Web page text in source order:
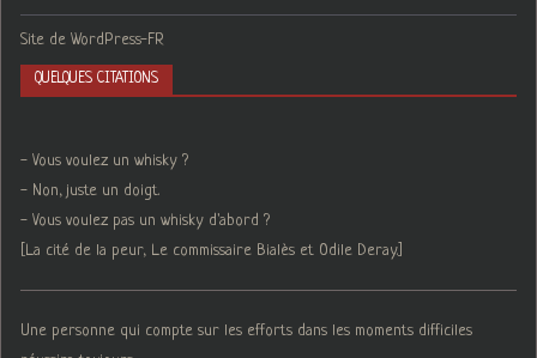
Site de WordPress-FR
QUELQUES CITATIONS
- Vous voulez un whisky ?
- Non, juste un doigt.
- Vous voulez pas un whisky d'abord ?
[La cité de la peur, Le commissaire Bialès et Odile Deray.]
Une personne qui compte sur les efforts dans les moments difficiles